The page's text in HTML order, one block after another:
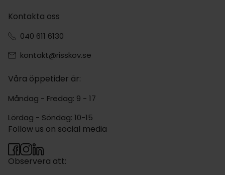
Kontakta oss
040 611 6130
kontakt@risskov.se
Våra öppetider är:
Måndag - Fredag: 9 - 17
Lördag - Söndag: 10-15
Observera att:
Follow us on social media